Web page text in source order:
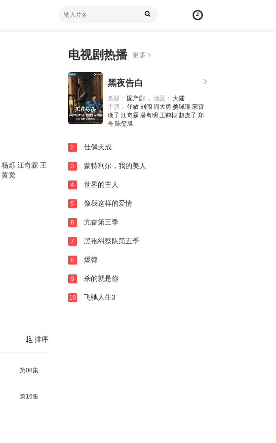
杨烁 江奇霖 王
黄觉
排序
第08集
第16集
电视剧热播 更多
黑夜告白
类型： 国产剧 ， 地区：
大陆
主演： 任敏 刘闯 周大勇 姜珮瑶 宋霄
瑛子 江奇霖 潘粤明 王鹤棣 赵虎子 郑
奇 陈玺旭
2 佳偶天成
3 蒙特利尔，我的美人
4 世界的主人
5 像我这样的爱情
6 亢奋第三季
7 黑袍纠察队第五季
8 爆弹
9 杀的就是你
10 飞驰人生3